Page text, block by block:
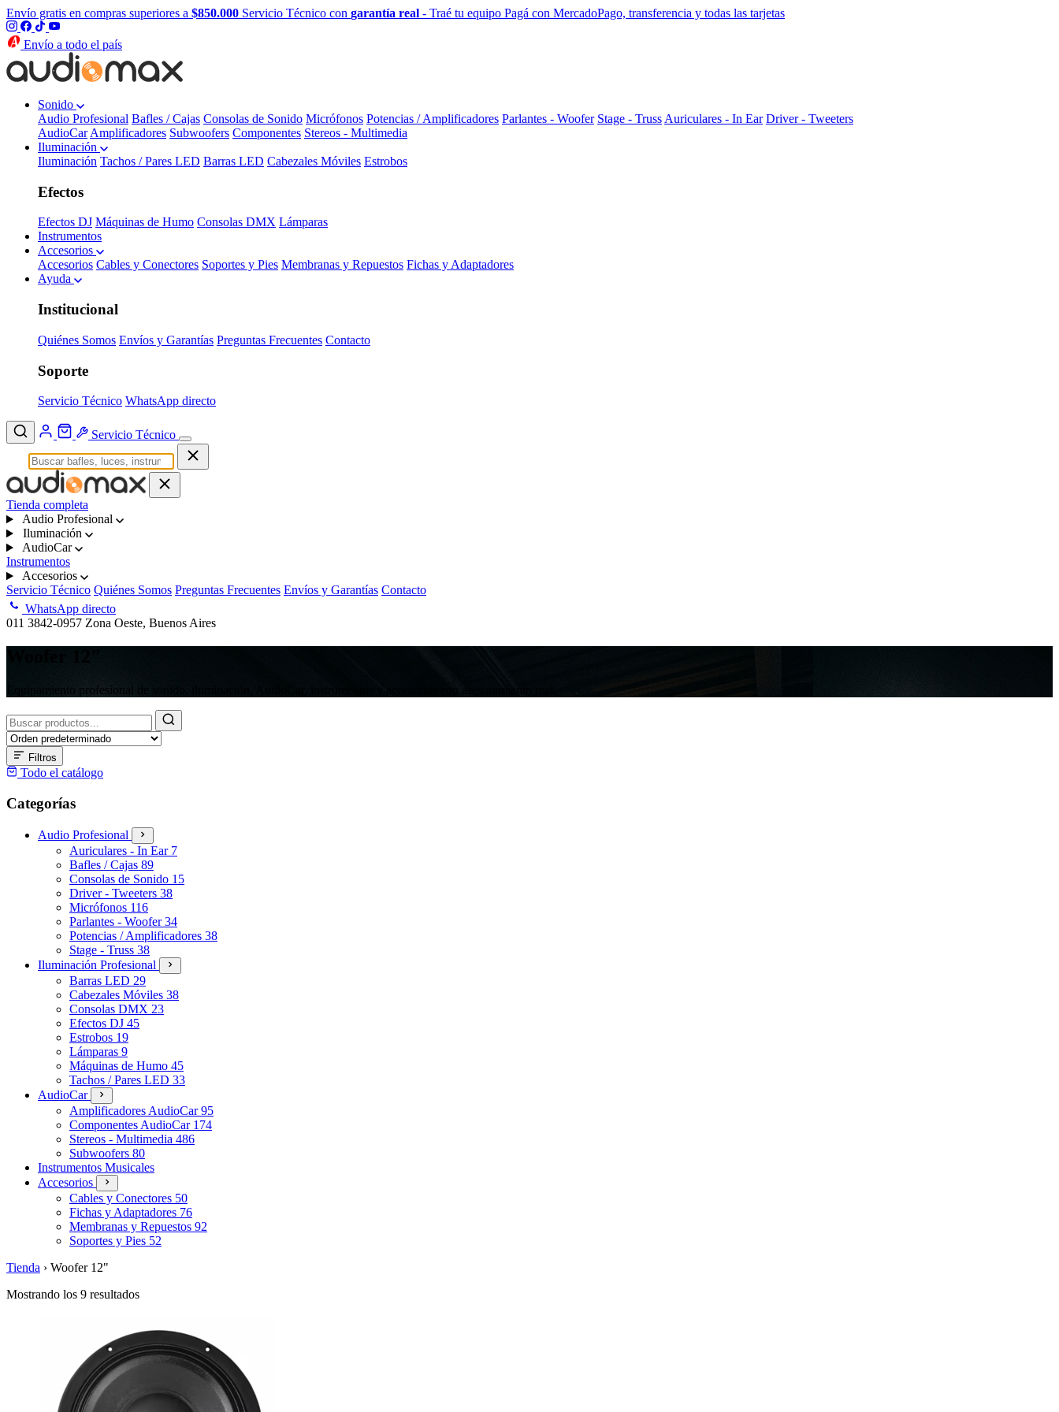
Envío gratis en compras superiores a $850.000 Servicio Técnico con garantía real - Traé tu equipo Pagá con MercadoPago, transferencia y todas las tarjetas
Envío a todo el país
Sonido
Audio Profesional Bafles / Cajas Consolas de Sonido Micrófonos Potencias / Amplificadores Parlantes - Woofer Stage - Truss Auriculares - In Ear Driver - Tweeters
AudioCar Amplificadores Subwoofers Componentes Stereos - Multimedia
Iluminación
Iluminación Tachos / Pares LED Barras LED Cabezales Móviles Estrobos
Efectos
Efectos DJ Máquinas de Humo Consolas DMX Lámparas
Instrumentos
Accesorios
Accesorios Cables y Conectores Soportes y Pies Membranas y Repuestos Fichas y Adaptadores
Ayuda
Institucional
Quiénes Somos Envíos y Garantías Preguntas Frecuentes Contacto
Soporte
Servicio Técnico WhatsApp directo
Servicio Técnico
Tienda completa
Audio Profesional
Iluminación
AudioCar
Instrumentos
Accesorios
Servicio Técnico Quiénes Somos Preguntas Frecuentes Envíos y Garantías Contacto
WhatsApp directo
011 3842-0957 Zona Oeste, Buenos Aires
Equipamiento profesional de sonido, iluminación, AudioCar, instrumentos y accesorios con asesoramiento real.
Buscar
productos
Filtros
Todo el catálogo
Categorías
Audio Profesional
Auriculares - In Ear 7
Bafles / Cajas 89
Consolas de Sonido 15
Driver - Tweeters 38
Micrófonos 116
Parlantes - Woofer34
Potencias / Amplificadores 38
Stage - Truss 38
Iluminación Profesional
Barras LED 29
Cabezales Móviles 38
Consolas DMX 23
Efectos DJ 45
Estrobos 19
Lámparas 9
Máquinas de Humo 45
Tachos / Pares LED 33
AudioCar
Amplificadores AudioCar95
Componentes AudioCar 174
Stereos - Multimedia 486
Subwoofers 80
Instrumentos Musicales
Accesorios
Cables y Conectores 50
Fichas y Adaptadores 76
Membranas y Repuestos 92
Soportes y Pies 52
Tienda › Woofer 12"
Mostrando los 9 resultados